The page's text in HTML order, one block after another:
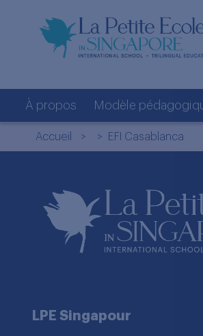
À propos Modèle
Accueil > > EFI Casablanca
LPE Singapour